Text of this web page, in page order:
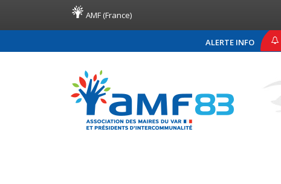
AMF (France)
ALERTE INFO
COMMUNIQUÉ DE